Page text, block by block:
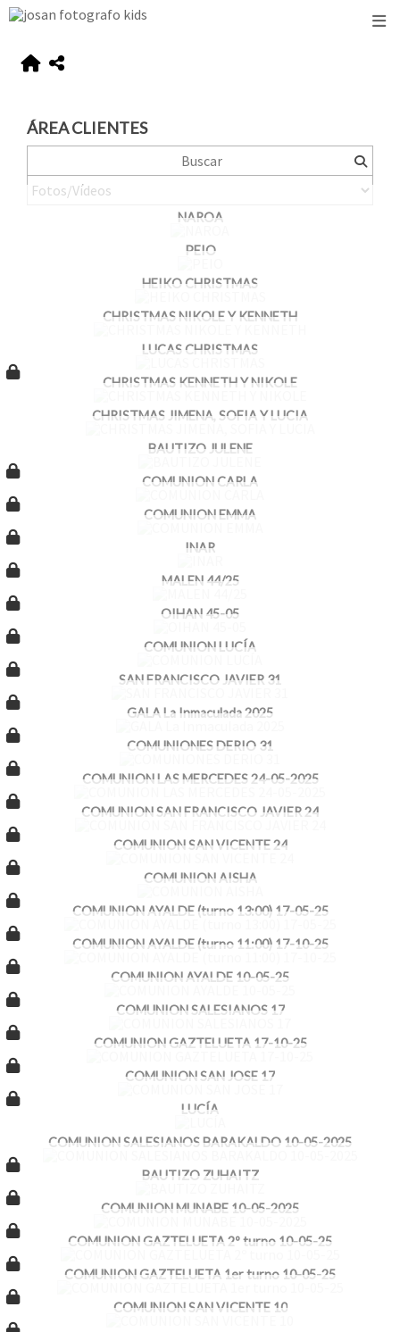
ÁREA CLIENTES
NAROA
PEIO
HEIKO CHRISTMAS
CHRISTMAS NIKOLE Y KENNETH
LUCAS CHRISTMAS
CHRISTMAS KENNETH Y NIKOLE
CHRISTMAS JIMENA, SOFIA Y LUCIA
BAUTIZO JULENE
COMUNION CARLA
COMUNION EMMA
INAR
MALEN 44/25
OIHAN 45-05
COMUNION LUCÍA
SAN FRANCISCO JAVIER 31
GALA La Inmaculada 2025
COMUNIONES DERIO 31
COMUNION LAS MERCEDES 24-05-2025
COMUNION SAN FRANCISCO JAVIER 24
COMUNION SAN VICENTE 24
COMUNION AISHA
COMUNION AYALDE (turno 13:00) 17-05-25
COMUNION AYALDE (turno 11:00) 17-10-25
COMUNION AYALDE 10-05-25
COMUNION SALESIANOS 17
COMUNION GAZTELUETA 17-10-25
COMUNION SAN JOSE 17
LUCÍA
COMUNION SALESIANOS BARAKALDO 10-05-2025
BAUTIZO ZUHAITZ
COMUNION MUNABE 10-05-2025
COMUNION GAZTELUETA 2º turno 10-05-25
COMUNION GAZTELUETA 1er turno 10-05-25
COMUNION SAN VICENTE 10